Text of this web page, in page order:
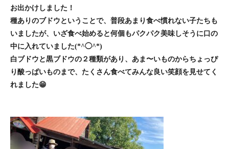
お出かけしました！
種ありのブドウということで、普段あまり食べ慣れない子たちも
いましたが、いざ食べ始めると何個もパクパク美味しそうに口の
中に入れていました(*^◯^*)
白ブドウと黒ブドウの２種類があり、あま〜いものからちょっぴ
り酸っぱいものまで、たくさん食べてみんな良い笑顔を見せてく
れました😁